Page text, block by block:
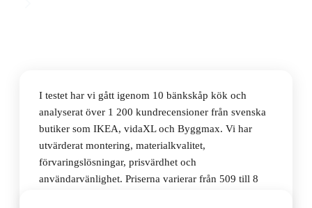
I testet har vi gått igenom 10 bänkskåp kök och
analyserat över 1 200 kundrecensioner från svenska
butiker som IKEA, vidaXL och Byggmax. Vi har
utvärderat montering, materialkvalitet,
förvaringslösningar, prisvärdhet och
användarvänlighet. Priserna varierar från 509 till 8